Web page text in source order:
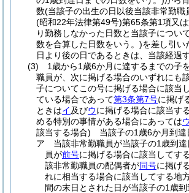
数(当該子の出生の日以後当該非常勤職
(昭和22年法律第49号)第65条第1項又
り勤務しなかった日数と当該子につい
数を合算した日数をいう。)を差し引い
日より後の日であるときは、当該経過
(3)
1歳から1歳6か月に達するまでの子
職員が、次に掲げる場合のいずれにも
子についてこの号に掲げる場合に該当
ている場合であって第3条第7号に掲げ
ときはイ及びウに掲げる場合に該当す
める特別の事情がある場合にあってはウ
該当する場合) 当該子の1歳6か月到達
ア
当該非常勤職員が当該子の1歳到達
員が前号に掲げる場合に該当してす
該非常勤職員の配偶者が同号に掲げ
れに相当する場合に該当してする地
間の末日とされた日が当該子の1歳